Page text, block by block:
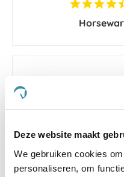
Deze website maakt
We gebruiken cookies
personaliseren, om